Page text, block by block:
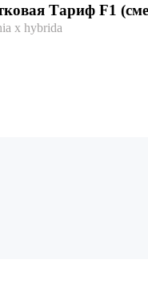
Тариф F1
x hybrida